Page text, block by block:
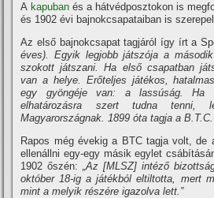
A kapubanés a hátvédposztokon is
és 1902 évi bajnokcsapataiban is
Az első bajnokcsapat tagjáról í­gy í­rt a
éves). Egyik legjobb játszója a
szokott játszani. Ha első csapatban
van a helye. Erőteljes játékos,
egy gyöngéje van: a lassúság. Ha
elhatározásra szert tudna tenni,
Magyarországnak. 1899 óta tagja a
Rapos még évekig a BTC tagja volt, de
ellenállni egy-egy másik egylet
1902 őszén:„Az [MLSZ] intéző
október 18-ig a játékból eltiltotta, mert
mint a melyik részéreigazolva lett.”